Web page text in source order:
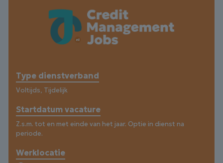
Type dienstverband
Voltijds, Tijdelijk
Startdatum vacature
Z.s.m. tot en met einde van het jaar. Optie in dienst na
periode.
Werklocatie